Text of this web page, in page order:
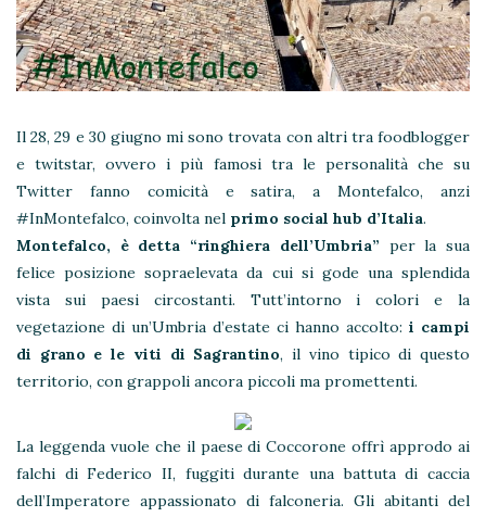
Il 28, 29 e 30 giugno mi sono trovata con altri tra foodblogger
e twitstar, ovvero i più famosi tra le personalità che su
Twitter fanno comicità e satira, a Montefalco, anzi
#InMontefalco, coinvolta nel primo social hub d’Italia.
Montefalco, è detta “ringhiera dell’Umbria” per la sua
felice posizione sopraelevata da cui si gode una splendida
vista sui paesi circostanti. Tutt’intorno i colori e la
vegetazione di un’Umbria d’estate ci hanno accolto: i campi
di grano e le viti di Sagrantino, il vino tipico di questo
territorio, con grappoli ancora piccoli ma promettenti.
La leggenda vuole che il paese di Coccorone offrì approdo ai
falchi di Federico II, fuggiti durante una battuta di caccia
dell’Imperatore appassionato di falconeria. Gli abitanti del